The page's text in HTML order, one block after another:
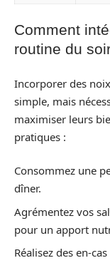
Comment
routine du
Incorporer des
simple, mais
maximiser leurs
pratiques :
Consommez une
dîner.
Agrémentez vos
pour un apport
Réalisez des en-